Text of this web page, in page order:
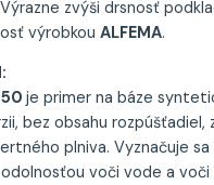
zvýši drsnosť
výrobkou ALFEMA.
je primer na báze
bez obsahu rozpúšťadiel,
plniva. Vyznačuje sa
voči vode a voči